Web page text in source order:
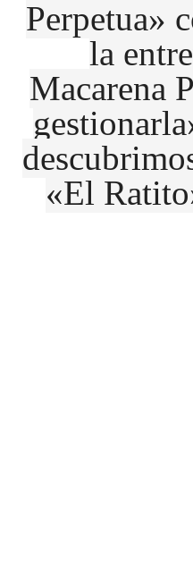
Perpetua»
la
Macarena
«El